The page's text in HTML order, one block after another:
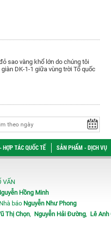
sao vàng khổ lớn do chúng tôi
DK-1-1 giữa vùng trời Tổ quốc
TÁC QUỐC TẾ SẢN PHẨM - DỊCH VỤ
VẤN
Hồng Minh
báo Nguyễn Như Phong
Thị Chọn, Nguyễn Hải Đường, Lê Anh